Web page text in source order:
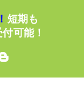
短期も
可能！
Blogger